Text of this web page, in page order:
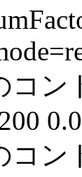
コン
コン